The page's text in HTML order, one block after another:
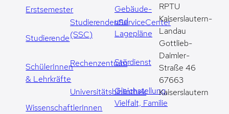
Erstsemester
Studierende
SchülerInnen
& Lehrkräfte
WissenschaftlerInnen
StudierendenServiceCenter
(SSC)
Rechenzentrum
Universitätsbibliothek
Gebäude-
und
Lagepläne
Stördienst
Gleichstellung,
Vielfalt, Familie
RPTU
Kaiserslautern-
Landau
Gottlieb-
Daimler-
Straße 46
67663
Kaiserslautern